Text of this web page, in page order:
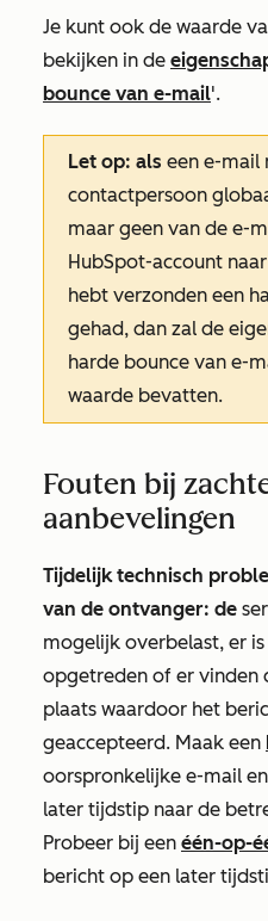
Je kunt ook de waarde
bekijken in de
bounce van e-mail'.
Let op: als een e-mail
contactpersoon
maar geen van de e-
HubSpot-account
hebt verzonden een
gehad, dan zal de
harde bounce van e-
waarde bevatten.
Fouten bij
aanbevelingen
Tijdelijk technisch
van de ontvanger: de
mogelijk overbelast, er
opgetreden of er vinden
plaats waardoor het
geaccepteerd. Maak een
oorspronkelijke e-mail
later tijdstip naar de
Probeer bij een één-op-
bericht op een later